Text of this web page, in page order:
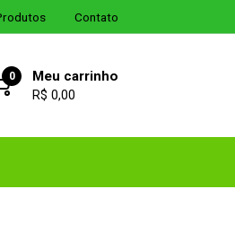
Contato
0 Meu carrinho
R$ 0,00